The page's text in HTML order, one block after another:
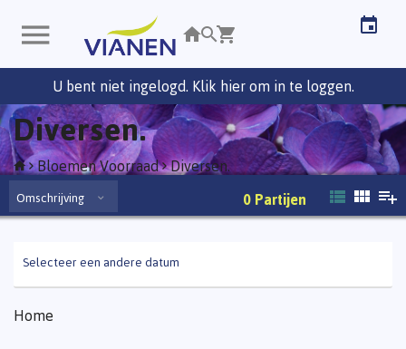
U bent niet ingelogd. Klik hier om in te loggen.
Diversen.
Bloemen Voorraad Diversen.
Omschrijving 0 Partijen
Selecteer een andere datum
Home